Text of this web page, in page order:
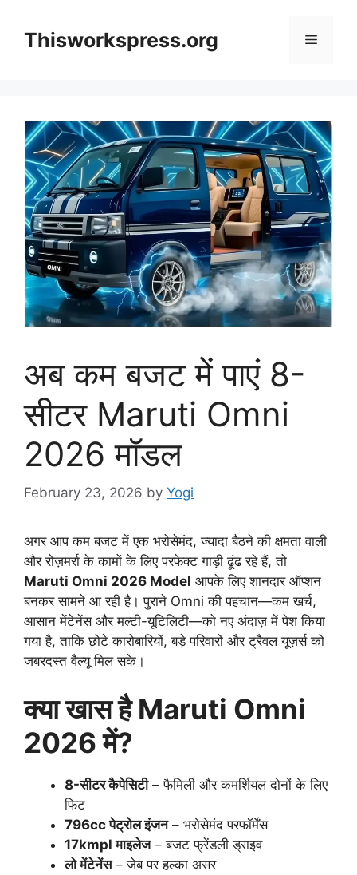
contentThisworkspress.org Menu
अब कम बजट में पाएं 8-
सीटर Maruti Omni
2026 मॉडल
February 23, 2026 by Yogi
अगर आप कम बजट में एक भरोसेमंद, ज्यादा बैठने की क्षमता वाली
और रोज़मर्रा के कामों के लिए परफेक्ट गाड़ी ढूंढ रहे हैं, तो
Maruti Omni 2026 Model आपके लिए शानदार ऑप्शन
बनकर सामने आ रही है। पुराने Omni की पहचान—कम खर्च,
आसान मेंटेनेंस और मल्टी-यूटिलिटी—को नए अंदाज़ में पेश किया
गया है, ताकि छोटे कारोबारियों, बड़े परिवारों और ट्रैवल यूज़र्स को
जबरदस्त वैल्यू मिल सके।
क्या खास है Maruti Omni
2026 में?
8-सीटर कैपेसिटी– फैमिली और कमर्शियल दोनों के लिए
फिट
796cc पेट्रोल इंजन– भरोसेमंद परफॉर्मेंस
17kmpl माइलेज– बजट फ्रेंडली ड्राइव
लो मेंटेनेंस– जेब पर हल्का असर